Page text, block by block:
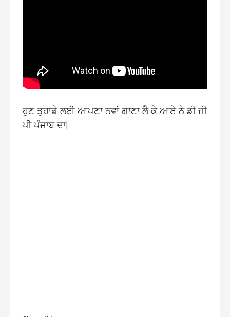
ਹੁਣ ਤੁਹਾਡੇ ਲਈ ਆਪਣਾ ਨਵਾਂ ਗਾਣਾ ਲੈ ਕੇ ਆਏ ਨੇ ਡੀ ਜੀ
ਪੀ ਪੰਜਾਬ ਦਾ|